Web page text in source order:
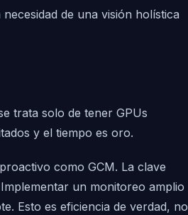
de una visión holística
trata solo de tener GPUs
y el tiempo es oro.
como GCM. La clave
un monitoreo amplio
Esto es eficiencia de verdad, no